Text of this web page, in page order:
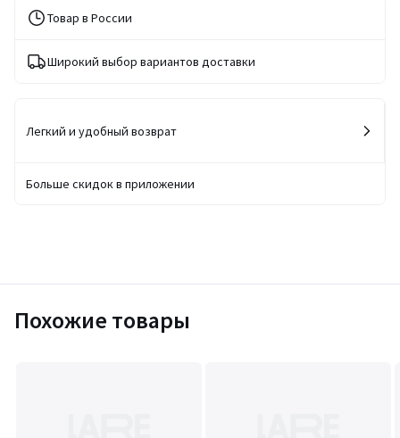
Товар в России
Широкий выбор вариантов доставки
Легкий и удобный возврат
Больше скидок в приложении
Похожие товары